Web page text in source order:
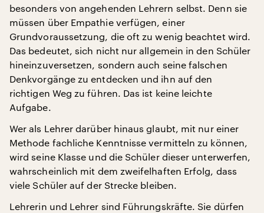
besonders von angehenden Lehrern selbst. Denn sie
müssen über Empathie verfügen, einer
Grundvoraussetzung, die oft zu wenig beachtet wird.
Das bedeutet, sich nicht nur allgemein in den Schüler
hineinzuversetzen, sondern auch seine falschen
Denkvorgänge zu entdecken und ihn auf den
richtigen Weg zu führen. Das ist keine leichte
Aufgabe.
Wer als Lehrer darüber hinaus glaubt, mit nur einer
Methode fachliche Kenntnisse vermitteln zu können,
wird seine Klasse und die Schüler dieser unterwerfen,
wahrscheinlich mit dem zweifelhaften Erfolg, dass
viele Schüler auf der Strecke bleiben.
Lehrerin und Lehrer sind Führungskräfte. Sie dürfen